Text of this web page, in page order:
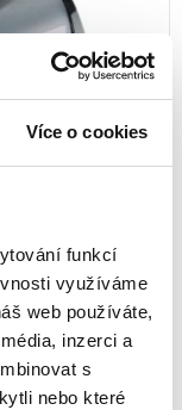
Více o cookies
funkcí
využíváme
web používáte,
inzerci a
s
nebo které
Smart